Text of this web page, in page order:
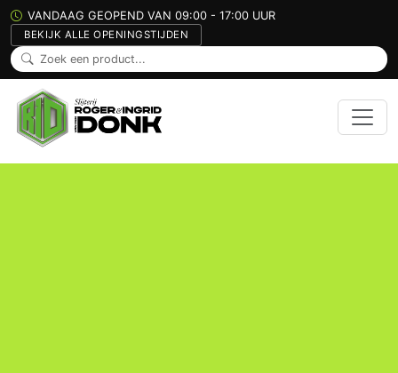
VANDAAG GEOPEND VAN 09:00 - 17:00 UUR
BEKIJK ALLE OPENINGSTIJDEN